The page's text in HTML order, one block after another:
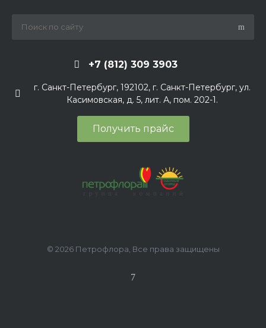
+7 (812) 309 3903
г. Санкт-Петербург, 192102, г. Санкт-Петербург, ул.
Касимовская, д. 5, лит. А, пом. 202-1.
Получить прайс
© 2026 Петрофлора, Все права защищены